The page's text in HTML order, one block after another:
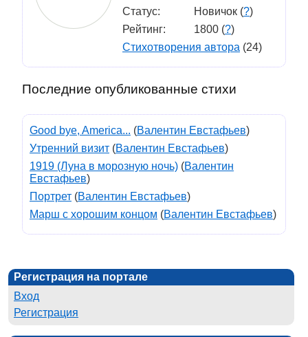
Статус:
Новичок (?)
Рейтинг:
1800 (?)
Стихотворения автора (24)
Последние опубликованные стихи
Good bye, America... (Валентин Евстафьев)
Утренний визит (Валентин Евстафьев)
1919 (Луна в морозную ночь) (Валентин
Евстафьев)
Портрет (Валентин Евстафьев)
Марш с хорошим концом (Валентин Евстафьев)
Регистрация на портале
Вход
Регистрация